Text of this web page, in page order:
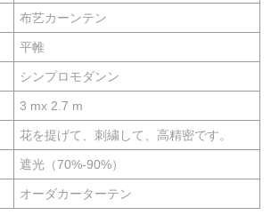
布艺カーンテン
平帷
シンプロモダンン
3 mx 2.7 m
花を提げて、刺繍して、高精密です。
遮光（70%-90%）
オーダカーターテン